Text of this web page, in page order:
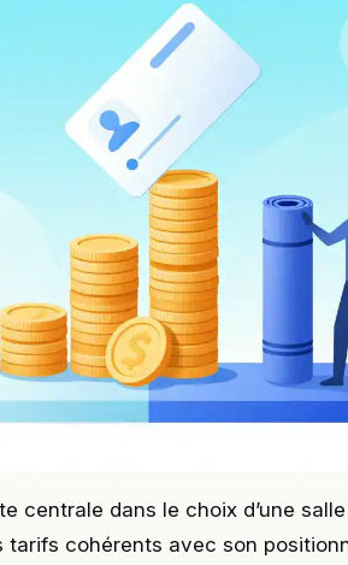
centrale dans le choix d’une
tarifs cohérents avec son